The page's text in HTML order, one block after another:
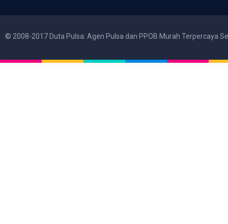
© 2008-2017 Duta Pulsa: Agen Pulsa dan PPOB Murah Terpercaya